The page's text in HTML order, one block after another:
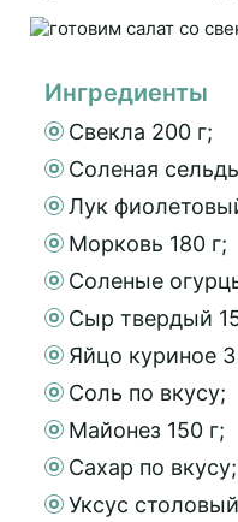
Ингредиенты
Свекла 200 г;
Соленая
Лук
Морковь 180 г;
Соленые
Сыр твердый
Яйцо куриное
Соль по вкусу;
Майонез 150 г;
Сахар по вкусу;
Уксус